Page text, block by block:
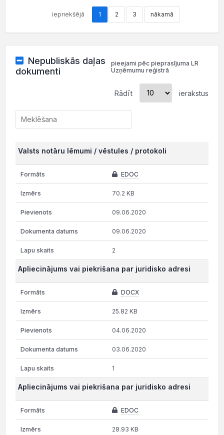
iepriekšējā 1 2 3 nākamā
Nepubliskās daļas
dokumenti
pieejami pēc pieprasījuma LR
Uzņēmumu reģistrā
Rādīt ierakstus
Valsts notāru lēmumi / vēstules / protokoli
EDOC
70.2 KB
09.06.2020
09.06.2020
2
Apliecinājums vai piekrišana par juridisko adresi
DOCX
25.82 KB
04.06.2020
03.06.2020
1
Apliecinājums vai piekrišana par juridisko adresi
EDOC
28.93 KB